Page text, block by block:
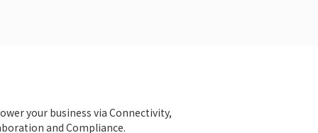
your business via Connectivity,
and Compliance.